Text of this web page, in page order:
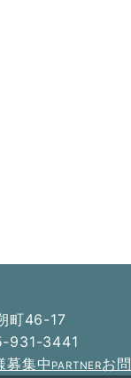
町46-17
931-3441
募集中 PARTNERお